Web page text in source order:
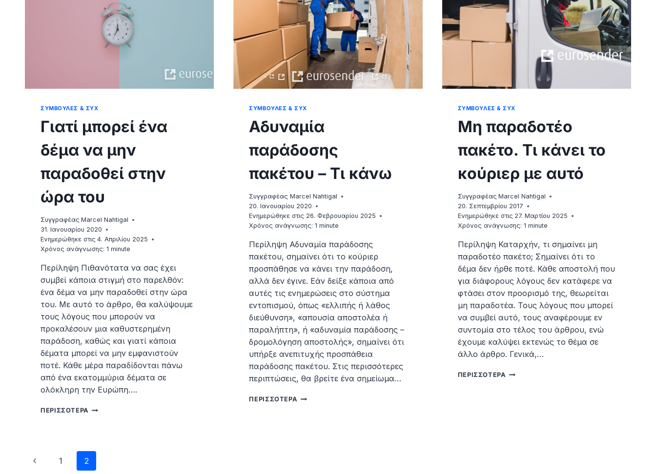
ΚΆΝΩ;
ΣΥΜΒΟΥΛΈΣ & ΣΥΧ
Γιατί μπορεί ένα
δέμα να μην
παραδοθεί στην
ώρα του
Συγγραφέας Marcel Nahtigal
31. Ιανουαρίου 2020
Ενημερώθηκε στις 4. Απριλίου 2025
Χρόνος ανάγνωσης: 1 minute
Περίληψη Πιθανότατα να σας έχει
συμβεί κάποια στιγμή στο παρελθόν:
ένα δέμα να μην παραδοθεί στην ώρα
του. Με αυτό το άρθρο, θα καλύψουμε
τους λόγους που μπορούν να
προκαλέσουν μια καθυστερημένη
παράδοση, καθώς και γιατί κάποια
δέματα μπορεί να μην εμφανιστούν
ποτέ. Κάθε μέρα παραδίδονται πάνω
από ένα εκατομμύρια δέματα σε
ολόκληρη την Ευρώπη….
ΠΕΡΙΣΣΌΤΕΡΑ ΓΙΑΤΊ
ΣΥΜΒΟΥΛΈΣ & ΣΥΧ
Αδυναμία
παράδοσης
πακέτου – Τι κάνω
Συγγραφέας Marcel Nahtigal
20. Ιανουαρίου 2020
Ενημερώθηκε στις 26. Φεβρουαρίου 2025
Χρόνος ανάγνωσης: 1minute
Περίληψη Αδυναμία παράδοσης
πακέτου, σημαίνει ότι το κούριερ
προσπάθησε να κάνει την παράδοση,
αλλά δεν έγινε. Εάν δείξε κάποια από
αυτές τις ενημερώσεις στο σύστημα
εντοπισμού, όπως «ελλιπής ή λάθος
διεύθυνση», «απουσία αποστολέα ή
παραλήπτη», ή «αδυναμία παράδοσης –
δρομολόγηση αποστολής», σημαίνει ότι
υπήρξε ανεπιτυχής προσπάθεια
παράδοσης πακέτου. Στις περισσότερες
περιπτώσεις, θα βρείτε ένα σημείωμα…
ΠΕΡΙΣΣΌΤΕΡΑ ΑΔΥΝΑΜΊΑ
ΣΥΜΒΟΥΛΈΣ & ΣΥΧ
Μη παραδοτέο
πακέτο. Τι κάνει το
κούριερ με αυτό
Συγγραφέας Marcel Nahtigal
20. Σεπτεμβρίου 2017
Ενημερώθηκε στις 27. Μαρτίου 2025
Χρόνος ανάγνωσης: 1 minute
Περίληψη Καταρχήν, τι σημαίνει μη
παραδοτέο πακέτο; Σημαίνει ότι το
δέμα δεν ήρθε ποτέ. Κάθε αποστολή που
για διάφορους λόγους δεν κατάφερε να
φτάσει στον προορισμό της, θεωρείται
μη παραδοτέα. Τους λόγους που μπορεί
να συμβεί αυτό, τους αναφέρουμε εν
συντομία στο τέλος του άρθρου, ενώ
έχουμε καλύψει εκτενώς το θέμα σε
άλλο άρθρο. Γενικά,…
ΠΕΡΙΣΣΌΤΕΡΑ ΜΗ
Page
Previous
1 2